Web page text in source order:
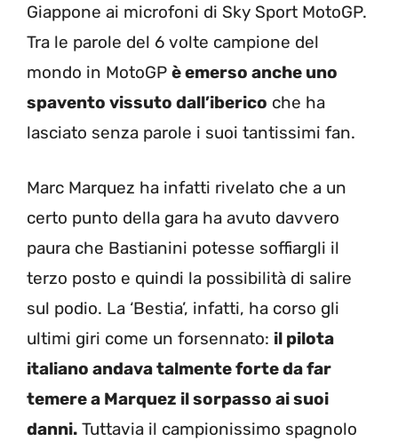
Giappone ai microfoni di Sky Sport MotoGP.
Tra le parole del 6 volte campione del
mondo in MotoGP è emerso anche uno
spavento vissuto dall’iberico che ha
lasciato senza parole i suoi tantissimi fan.
Marc Marquez ha infatti rivelato che a un
certo punto della gara ha avuto davvero
paura che Bastianini potesse soffiargli il
terzo posto e quindi la possibilità di salire
sul podio. La ‘Bestia’, infatti, ha corso gli
ultimi giri come un forsennato: il pilota
italiano andava talmente forte da far
temere a Marquez il sorpasso ai suoi
danni. Tuttavia il campionissimo spagnolo